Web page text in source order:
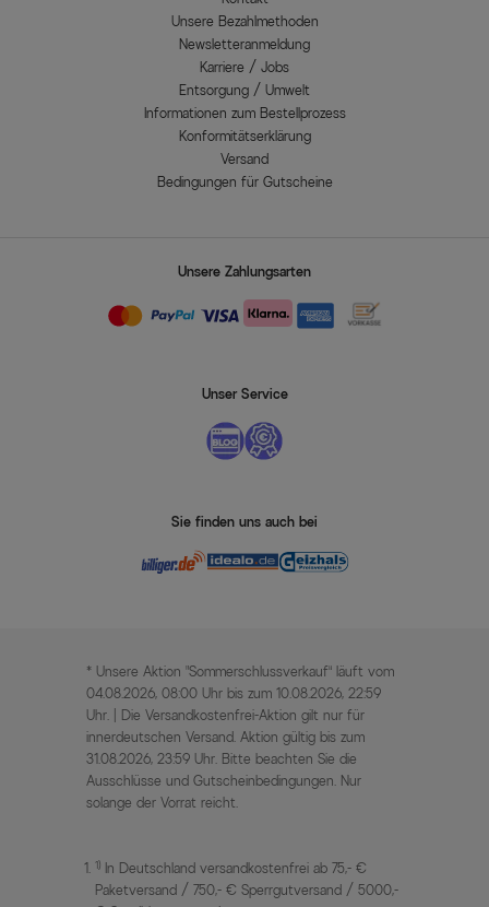
Unsere Bezahlmethoden
Newsletteranmeldung
Karriere / Jobs
Entsorgung / Umwelt
Informationen zum Bestellprozess
Konformitätserklärung
Versand
Bedingungen für Gutscheine
Unsere Zahlungsarten
Unser Service
Sie finden uns auch bei
* Unsere Aktion „Sommerschlussverkauf“ läuft vom
04.08.2026, 08:00 Uhr bis zum 10.08.2026, 22:59
Uhr. | Die Versandkostenfrei-Aktion gilt nur für
innerdeutschen Versand. Aktion gültig bis zum
31.08.2026, 23:59 Uhr. Bitte beachten Sie die
Ausschlüsse und Gutscheinbedingungen. Nur
solange der Vorrat reicht.
1) In Deutschland versandkostenfrei ab 75,- €
Paketversand / 750,- € Sperrgutversand / 5000,-